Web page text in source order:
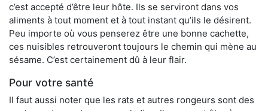
c’est accepté d’être leur hôte. Ils se serviront dans vos
aliments à tout moment et à tout instant qu’ils le désirent.
Peu importe où vous penserez être une bonne cachette,
ces nuisibles retrouveront toujours le chemin qui mène au
sésame. C’est certainement dû à leur flair.
Pour votre santé
Il faut aussi noter que les rats et autres rongeurs sont des